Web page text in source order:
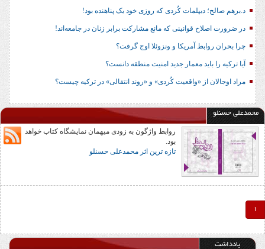
د.برهم صالح؛ دیپلمات کُردی که روزی خود یک پناهنده بود!
در ضرورت اصلاح قوانینی که مانع مشارکت برابر زنان در جامعه‌اند!
چرا بحران روابط آمریکا و ونزوئلا اوج گرفت؟
آیا ترکیه را باید معمار جدید امنیت منطقه دانست؟
مراد اوجالان از «واقعیت کُردی» و «روند انتقالی» در ترکیه چیست؟
محمدعلی حسنلو
روابط واژگون به زودی میهمان نمایشگاه کتاب خواهد
بود.
تازه ترین اثر محمدعلی حسنلو
1
یادداشت